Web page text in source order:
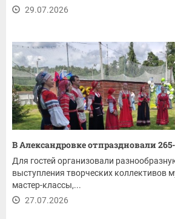
29.07.2026
В Александровке отпраздновали
Для гостей организовали
выступления творческих коллективов
мастер-классы,...
27.07.2026